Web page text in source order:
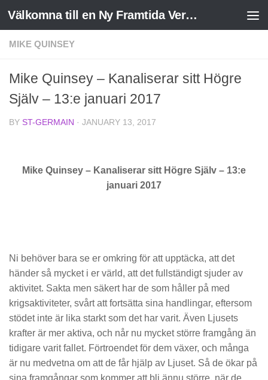
Skip to content Välkomna till en Ny Framtida Verklighet
MIKE QUINSEY
Mike Quinsey – Kanaliserar sitt Högre
Själv – 13:e januari 2017
BY ST-GERMAIN · JANUARY 13, 2017
Mike Quinsey – Kanaliserar sitt Högre Själv – 13:e
januari 2017
Ni behöver bara se er omkring för att upptäcka, att det
händer så mycket i er värld, att det fullständigt sjuder av
aktivitet. Sakta men säkert har de som håller på med
krigsaktiviteter, svårt att fortsätta sina handlingar, eftersom
stödet inte är lika starkt som det har varit. Även Ljusets
krafter är mer aktiva, och når nu mycket större framgång än
tidigare varit fallet. Förtroendet för dem växer, och många
är nu medvetna om att de får hjälp av Ljuset. Så de ökar på